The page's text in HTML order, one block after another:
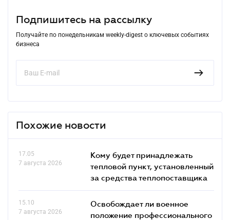
Подпишитесь на рассылку
Получайте по понедельникам weekly-digest о ключевых событиях
бизнеса
Похожие новости
17.05
7 августа 2026
Кому будет принадлежать
тепловой пункт, установленный
за средства теплопоставщика
15.10
7 августа 2026
Освобождает ли военное
положение профессионального